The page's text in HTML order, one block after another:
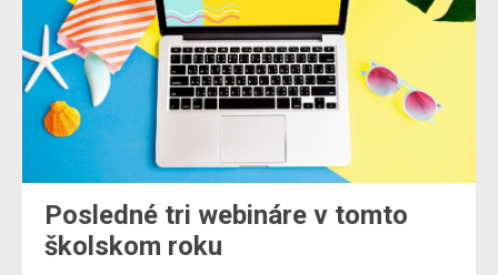
Posledné tri webináre v tomto
školskom roku